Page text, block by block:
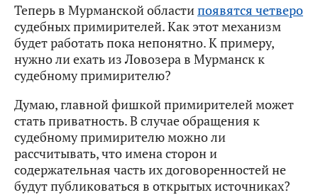
Теперь в Мурманской областипоявятся четверо
судебных примирителей. Как этот механизм
будет работать пока непонятно. К примеру,
нужно ли ехать из Ловозера в Мурманск к
судебному примирителю?
Думаю, главной фишкой примирителей может
стать приватность. В случае обращения к
судебному примирителю можно ли
рассчитывать, что имена сторон и
содержательная часть их договоренностей не
будут публиковаться в открытых источниках?